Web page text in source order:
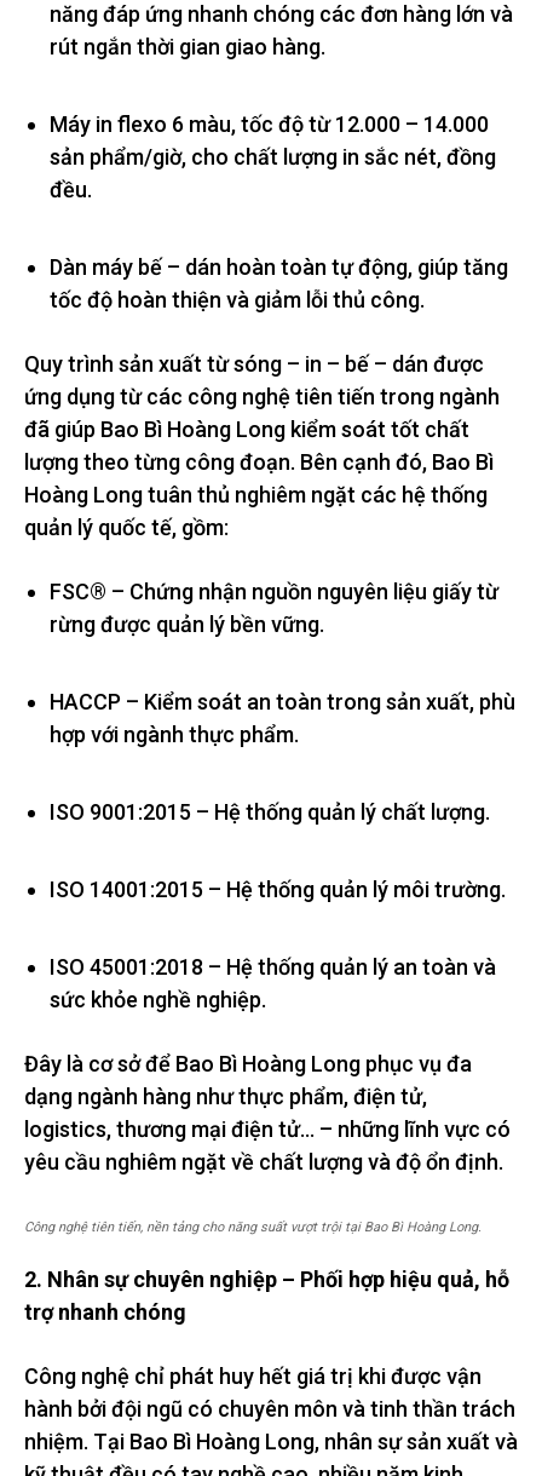
năng đáp ứng nhanh chóng các đơn hàng lớn và
rút ngắn thời gian giao hàng.
Máy in flexo 6 màu, tốc độ từ 12.000 – 14.000
sản phẩm/giờ, cho chất lượng in sắc nét, đồng
đều.
Dàn máy bế – dán hoàn toàn tự động, giúp tăng
tốc độ hoàn thiện và giảm lỗi thủ công.
Quy trình sản xuất từ sóng – in – bế – dán được
ứng dụng từ các công nghệ tiên tiến trong ngành
đã giúp Bao Bì Hoàng Long kiểm soát tốt chất
lượng theo từng công đoạn. Bên cạnh đó, Bao Bì
Hoàng Long tuân thủ nghiêm ngặt các hệ thống
quản lý quốc tế, gồm:
FSC® – Chứng nhận nguồn nguyên liệu giấy từ
rừng được quản lý bền vững.
HACCP – Kiểm soát an toàn trong sản xuất, phù
hợp với ngành thực phẩm.
ISO 9001:2015 – Hệ thống quản lý chất lượng.
ISO 14001:2015 – Hệ thống quản lý môi trường.
ISO 45001:2018 – Hệ thống quản lý an toàn và
sức khỏe nghề nghiệp.
Đây là cơ sở để Bao Bì Hoàng Long phục vụ đa
dạng ngành hàng như thực phẩm, điện tử,
logistics, thương mại điện tử… – những lĩnh vực có
yêu cầu nghiêm ngặt về chất lượng và độ ổn định.
Công nghệ tiên tiến, nền tảng cho năng suất vượt trội tại Bao Bì Hoàng Long.
2. Nhân sự chuyên nghiệp – Phối hợp hiệu quả, hỗ
trợ nhanh chóng
Công nghệ chỉ phát huy hết giá trị khi được vận
hành bởi đội ngũ có chuyên môn và tinh thần trách
nhiệm. Tại Bao Bì Hoàng Long, nhân sự sản xuất và